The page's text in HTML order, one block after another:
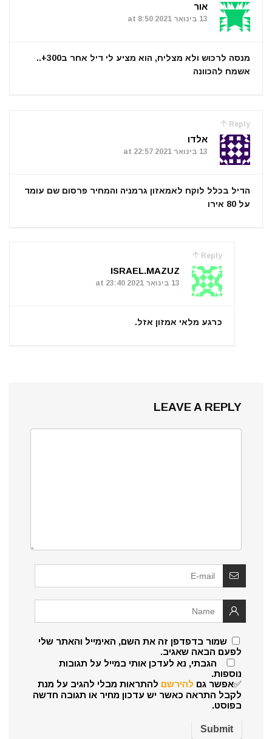
אור
13 בינואר 2021 at 8:50
מנסה לרכוש ולא מצליח, הוא מציע לי דיל אחר ב300+..
אשמח להכוונה
Reply
אלדו
13 בינואר 2021 at 22:57
הדיל בכלל לוקח לאמאזון גרמניה והמחיר פרסום שם עומד
על 80 אירו
Reply
ISRAEL.MAZUZ
13 בינואר 2021 at 23:40
כרגע מלאי אמזון אזל.
LEAVE A REPLY
שמור בדפדפן זה את השם, האימייל והאתר שלי
לפעם הבאה שאגיב.
הגבתי, נא לעדכן אותי במייל על תגובות
נוספות.
✅אפשר גם להירשם להתראות מבלי להגיב על מנת
לקבל התראה כאשר יש עדכון מחיר או תגובה חדשה
בפוסט.